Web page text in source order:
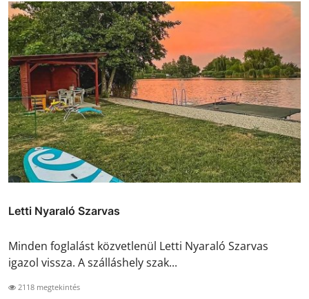
Letti Nyaraló Szarvas
Minden foglalást közvetlenül Letti Nyaraló Szarvas
igazol vissza. A szálláshely szak...
2118 megtekintés